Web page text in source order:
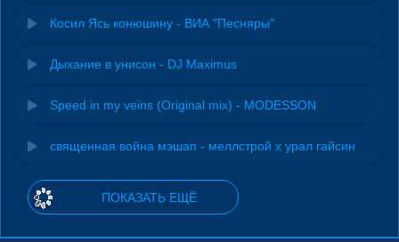
Косил Ясь конюшину - ВИА "Песняры"
Дыхание в унисон - DJ Maximus
Speed in my veins (Original mix) - MODESSON
священная война мэшап - меллстрой х урал гайсин
ПОКАЗАТЬ ЕЩЁ